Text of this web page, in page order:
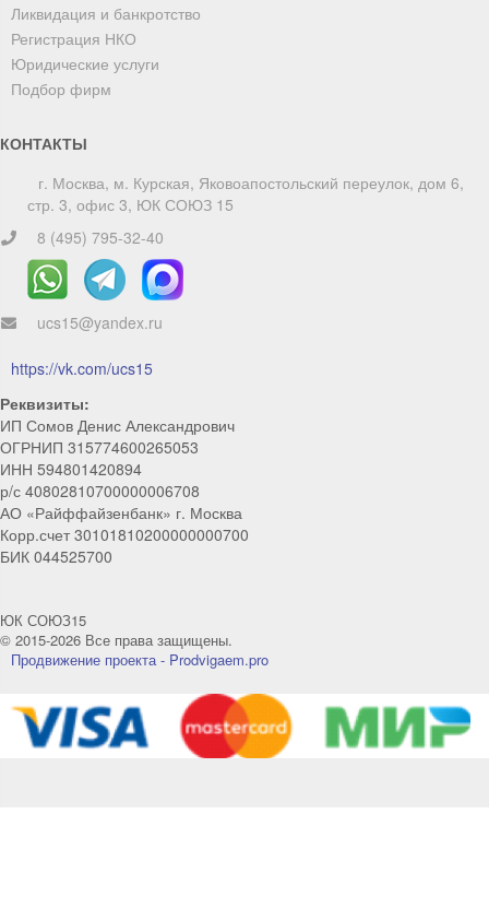
Ликвидация и банкротство
Регистрация НКО
Юридические услуги
Подбор фирм
КОНТАКТЫ
г. Москва, м. Курская, Яковоапостольский переулок, дом 6,
стр. 3, офис 3, ЮК СОЮЗ 15
8 (495) 795-32-40
ucs15@yandex.ru
https://vk.com/ucs15
Реквизиты:
ИП Сомов Денис Александрович
ОГРНИП 315774600265053
ИНН 594801420894
р/с 40802810700000006708
АО «Райффайзенбанк» г. Москва
Корр.счет 30101810200000000700
БИК 044525700
ЮК СОЮЗ15
© 2015-2026 Все права защищены.
Продвижение проекта - Prodvigaem.pro
ChatApp
Мы на связи!
Позвоните нам или свяжитесь с нами через любой
удобный мессенджер!
Telegram